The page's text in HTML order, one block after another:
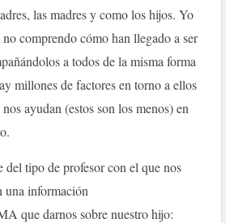
las madres y como los hijos. Yo
comprendo cómo han llegado a ser
a todos de la misma forma
millones de factores en torno a ellos
ayudan (estos son los menos) en
del tipo de profesor con el que nos
una información
que darnos sobre nuestro hijo: